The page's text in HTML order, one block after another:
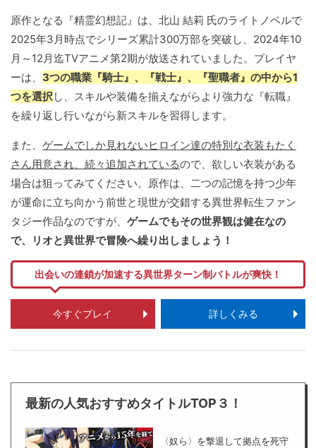
原作となる『精霊幻想記』は、北山 結莉 氏のライトノベルで
2025年3月時点でシリーズ累計300万部を突破し、2024年10
月～12月迄TVアニメ第2期が放送されていました。プレイヤ
ーは、 3つの職業『騎士』、『戦士』、『聖職者』の中から1
つを選択し、スキルや装備を揃えながらより強力な『転職』
を繰り返し行いながら新スキルを習得します。
また、 ゲームでしか見れないヒロイン達の特別な衣装もたく
さん用意され、続々追加されているので、欲しい衣装がある
場合は狙ってみてください。原作は、二つの記憶を持つ少年
が運命に立ち向かう前世と現世が交錯する異世界転生ファン
タジー作品なのですが、 ゲームでもその世界観は健在なの
で、リオと異世界で冒険へ繰り出しましょう！
出会いの連鎖が加速する異世界ターン制バトルが爽快！
今すぐプレイ 詳しくみる
最新の人気おすすめタイトルTOP３！
〈奴ら〉を撃退して拠点を死守